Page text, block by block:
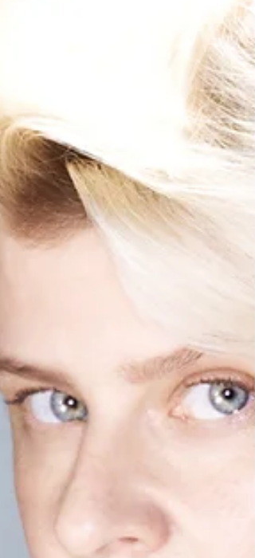
y sintetizadores que nos recuerda por qué
Estocolmo sigue siendo la capital del